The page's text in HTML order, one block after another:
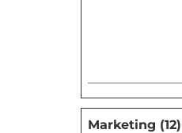
Marketing (12)